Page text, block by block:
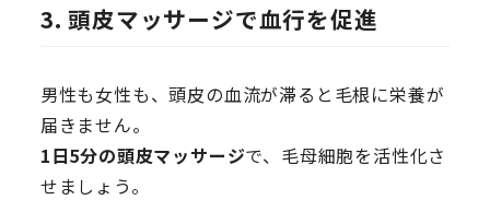
3. 頭皮マッサージで血行を促進
男性も女性も、頭皮の血流が滞ると毛根に栄養が
届きません。
1日5分の頭皮マッサージで、毛母細胞を活性化さ
せましょう。